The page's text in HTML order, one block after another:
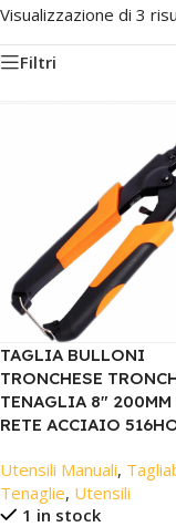
Visualizzazione di 3
Filtri
TAGLIA BULLONI
TRONCHESE
TENAGLIA 8″ 200MM
RETE ACCIAIO
Utensili Manuali,
Tenaglie, Utensili
1 in stock